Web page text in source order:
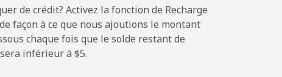
-
de crédit? Activez la fonction de Recharge
façon à ce que nous ajoutions le montant
chaque fois que le solde restant de
inférieur à ⁦$5⁩.